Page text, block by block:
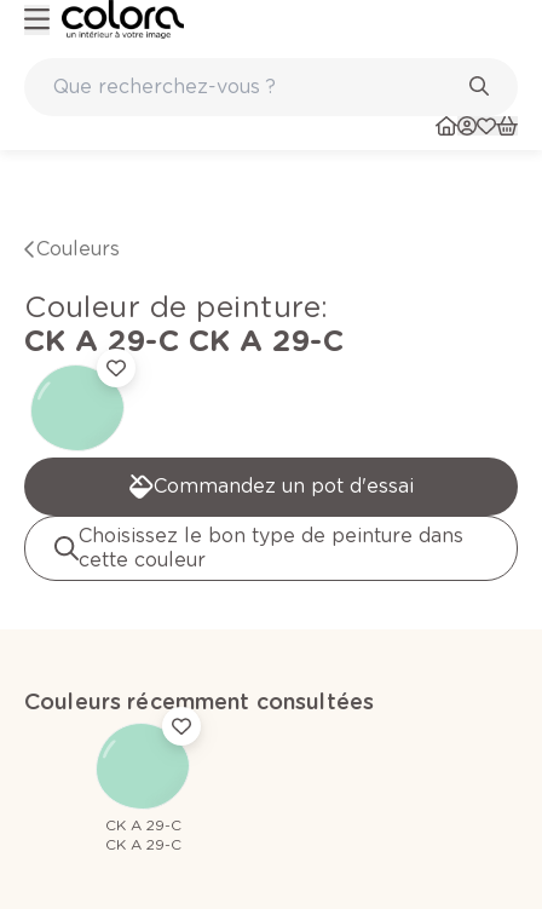
Couleurs
Couleur de peinture:
CK A 29-C CK A 29-C
Commandez un pot d'essai
Choisissez le bon type de peinture dans
cette couleur
Couleurs récemment consultées
CK A 29-C
CK A 29-C